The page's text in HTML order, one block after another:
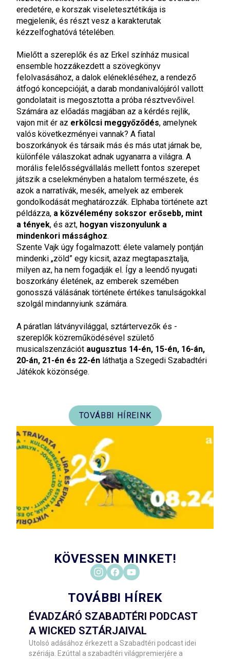
eredetére, e korszak viseletesztétikája is
megjelenik, és részt vesz a karakterutak
kézzelfoghatóvá tételében.
Mielőtt a szereplők és az Erkel színház musical
ensemble hozzákezdett a szövegkönyv
felolvasásához, a dalok elénekléséhez, a rendező
átfogó koncepcióját, a darab mondanivalójáról vallott
gondolatait is megosztotta a próba résztvevőivel.
Számára az előadás magjában az a kérdés rejlik,
vajon mit ér az erkölcsi meggyőződés, amelynek
valós következményei vannak? A fiatal
boszorkányok és társaik más és más utat járnak be,
különféle válaszokat adnak ugyanarra a világra. A
morális felelősségvállalás mellett fontos szerepet
játszik a cselekményben a hatalom természete, és
azok a narratívák, mesék, amelyek az emberek
gondolkodását meghatározzák. Elphaba története azt
példázza, a közvélemény sokszor erősebb, mint
a tények, és azt, hogyan viszonyulunk a
mindenkori mássághoz.
Szente Vajk úgy fogalmazott: élete valamely pontján
mindenki „zöld” egy kicsit, azaz megtapasztalja,
milyen az, ha nem fogadják el. Így a leendő nyugati
boszorkány életének, az emberek szemében
gonosszá válásának története értékes tanulságokkal
szolgál mindannyiunk számára.
A páratlan látványvilággal, sztártervezők és -
szereplők közreműködésével születő
musicalszenzációt augusztus 14-én, 15-én, 16-án,
20-án, 21-én és 22-én láthatja a Szegedi Szabadtéri
Játékok közönsége.
TOVÁBBI HÍREINK
KÖVESSEN MINKET!
TOVÁBBI HÍREK
ÉVADZÁRÓ SZABADTÉRI PODCAST
A WICKED SZTÁRJAIVAL
Utolsó adásához érkezett a Szabadtéri podcast idei
szériája. Ezúttal a szabadtéri világpremierjére a